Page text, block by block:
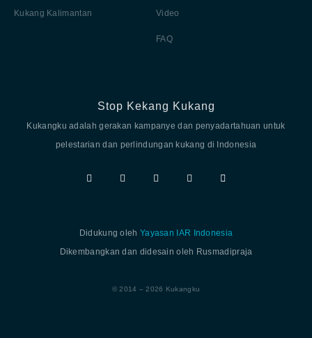
Stop Kekang Kukang
Kukangku adalah gerakan kampanye dan penyadartahuan untuk
pelestarian dan perlindungan kukang di Indonesia
Kukang Kalimantan Video
FAQ
Didukung oleh Yayasan IAR Indonesia
Dikembangkan dan didesain oleh Rusmadipraja
© 2014 – 2026 Kukangku